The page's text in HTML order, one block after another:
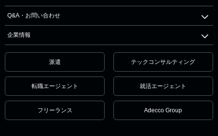
Q&A・お問い合わせ
企業情報
派遣 テックコンサルティング
転職エージェント 就活エージェント
フリーランス Adecco Group